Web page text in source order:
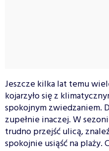
Jeszcze kilka lat temu
kojarzyło się z
spokojnym zwiedzaniem.
zupełnie inaczej. W
trudno przejść ulicą,
spokojnie usiąść na plaży.